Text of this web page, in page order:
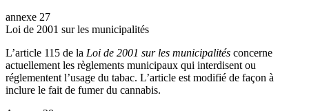
annexe 27
Loi de 2001 sur les municipalités
L’article 115 de la Loi de 2001 sur les municipalités concerne
actuellement les règlements municipaux qui interdisent ou
réglementent l’usage du tabac. L’article est modifié de façon à
inclure le fait de fumer du cannabis.